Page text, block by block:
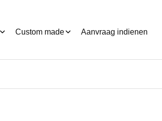
Custom made Aanvraag indienen